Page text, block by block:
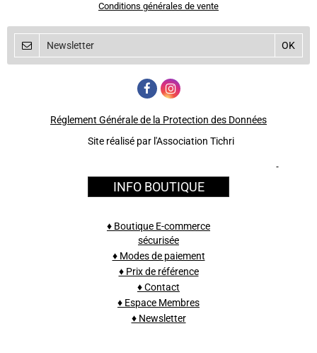
Conditions générales de vente
Réglement Générale de la Protection des Données
Site réalisé par l'Association Tichri
INFO BOUTIQUE
♦ Boutique E-commerce
sécurisée
♦ Modes de paiement
♦ Prix de référence
♦ Contact
♦ Espace Membres
♦ Newsletter